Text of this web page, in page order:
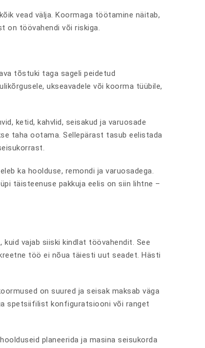
vead välja. Koormaga töötamine näitab,
on töövahendi või riskiga.
tõstuki taga sageli peidetud
ukseavadele või koorma tüübile,
ketid, kahvlid, seisakud ja varuosade
taha ootama. Sellepärast tasub eelistada
ka hoolduse, remondi ja varuosadega.
täisteenuse pakkuja eelis on siin lihtne –
vajab siiski kindlat töövahendit. See
töö ei nõua täiesti uut seadet. Hästi
on suured ja seisak maksab väga
spetsiifilist konfiguratsiooni või ranget
planeerida ja masina seisukorda